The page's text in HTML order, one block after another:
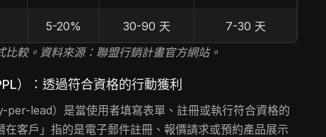
5-20% 30-90 天
7-30 天
比較。資料來源：聯盟行銷計畫官方網站。
）：透過符合資格的行動獲利
per-lead）是當使用者填寫表單、註冊或執行符合資格的
在客戶」指的是電子郵件註冊、報價請求或預約產品展示